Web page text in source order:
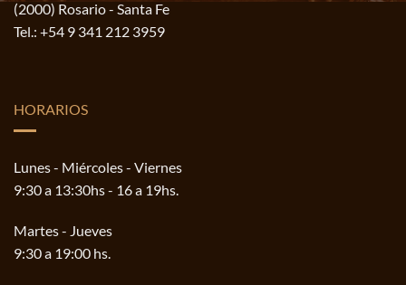
(2000) Rosario - Santa Fe
Tel.: +54 9 341 212 3959
HORARIOS
Lunes - Miércoles - Viernes
9:30 a 13:30hs - 16 a 19hs.
Martes - Jueves
9:30 a 19:00 hs.